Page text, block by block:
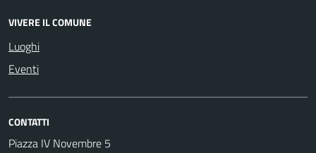
VIVERE IL COMUNE
Luoghi
Eventi
CONTATTI
Piazza IV Novembre 5